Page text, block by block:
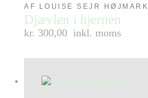
AF LOUISE SEJR HØJMARK
Djævlen i hjernen
kr. 300,00 inkl. moms